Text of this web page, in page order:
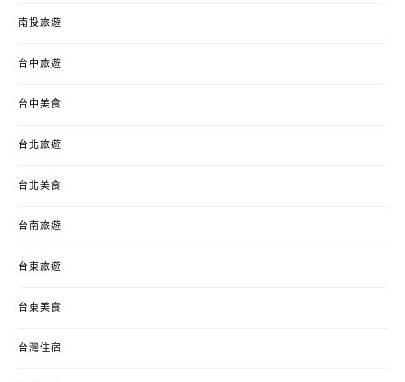
南投旅遊
台中旅遊
台中美食
台北旅遊
台北美食
台南旅遊
台東旅遊
台東美食
台灣住宿